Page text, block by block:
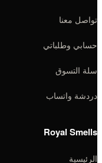
تواصل معنا
حسابي وطلباتي
سلة التسوق
دردشة واتساب
Royal Smells
الرئيسية